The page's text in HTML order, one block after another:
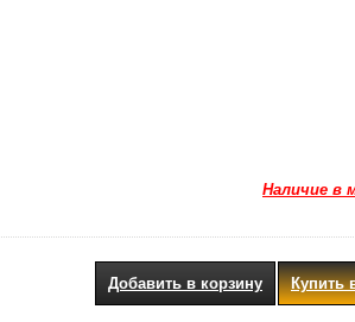
Наличие в
Купить
Добавить в корзину